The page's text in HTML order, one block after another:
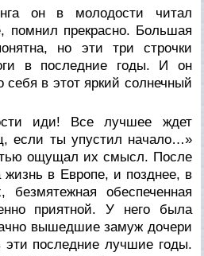
он в молодости читал
помнил прекрасно. Большая
но эти три строчки
в последние годы. И он
себя в этот яркий солнечный
иди! Все лучшее ждет
если ты упустил начало…»
ощущал их смысл. После
в Европе, и позднее, в
безмятежная обеспеченная
приятной. У него была
вышедшие замуж дочери
последние лучшие годы.